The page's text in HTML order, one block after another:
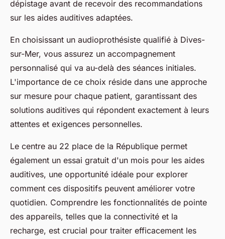
dépistage avant de recevoir des recommandations
sur les aides auditives adaptées.
En choisissant un audioprothésiste qualifié à Dives-
sur-Mer, vous assurez un accompagnement
personnalisé qui va au-delà des séances initiales.
L'importance de ce choix réside dans une approche
sur mesure pour chaque patient, garantissant des
solutions auditives qui répondent exactement à leurs
attentes et exigences personnelles.
Le centre au 22 place de la République permet
également un essai gratuit d'un mois pour les aides
auditives, une opportunité idéale pour explorer
comment ces dispositifs peuvent améliorer votre
quotidien. Comprendre les fonctionnalités de pointe
des appareils, telles que la connectivité et la
recharge, est crucial pour traiter efficacement les